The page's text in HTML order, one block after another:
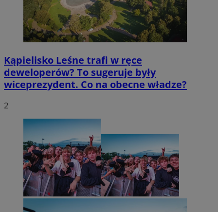
Kąpielisko Leśne trafi w ręce
deweloperów? To sugeruje były
wiceprezydent. Co na obecne władze?
2